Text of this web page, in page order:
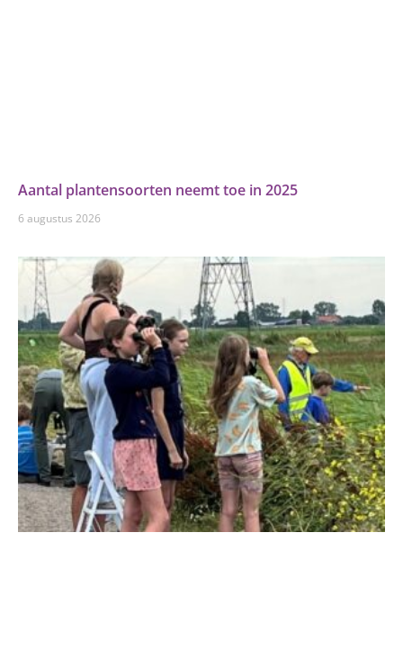
Aantal plantensoorten neemt toe in 2025
6 augustus 2026